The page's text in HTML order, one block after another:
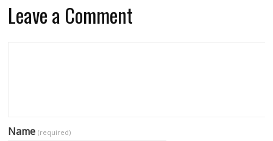
Leave a Comment
Name(required)